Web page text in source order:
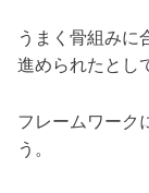
うまく骨組みに
進められたとし
フレームワーク
う。